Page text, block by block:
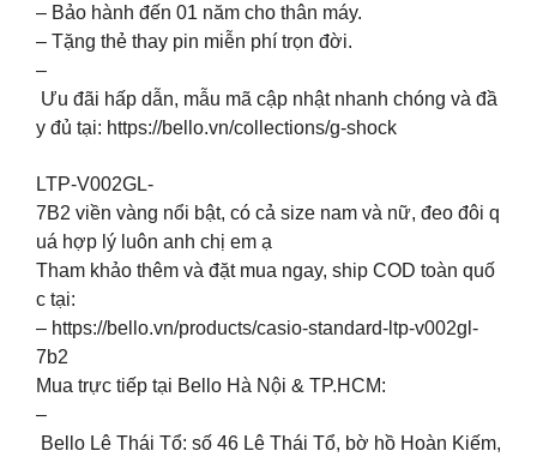
– Bảo hành đến 01 năm cho thân máy.
– Tặng thẻ thay pin miễn phí trọn đời.
–
Ưu đãi hấp dẫn, mẫu mã cập nhật nhanh chóng và đầ
y đủ tại: https://bello.vn/collections/g-shock
LTP-V002GL-
7B2 viền vàng nổi bật, có cả size nam và nữ, đeo đôi q
uá hợp lý luôn anh chị em ạ
Tham khảo thêm và đặt mua ngay, ship COD toàn quố
c tại:
– https://bello.vn/products/casio-standard-ltp-v002gl-
7b2
Mua trực tiếp tại Bello Hà Nội & TP.HCM:
–
Bello Lê Thái Tổ: số 46 Lê Thái Tổ, bờ hồ Hoàn Kiếm,